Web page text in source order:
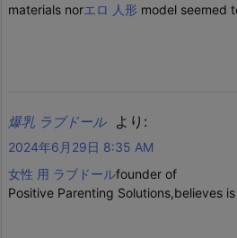
materials norエロ 人形 model seemed
爆乳 ラブドール より:
2024年6月29日 8:35 AM
女性 用 ラブドールfounder of
Positive Parenting Solutions,believes is